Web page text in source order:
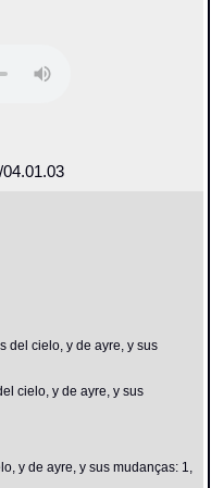
del cielo, y de ayre, y sus
cielo, y de ayre, y sus
y de ayre, y sus mudanças: 1,